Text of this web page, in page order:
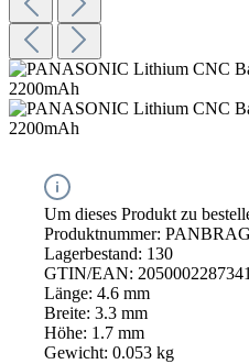
Um dieses Produkt zu
Produktnummer:
Lagerbestand: 130
GTIN/EAN: 2050002287341
Länge: 4.6 mm
Breite: 3.3 mm
Höhe: 1.7 mm
Gewicht: 0.053 kg